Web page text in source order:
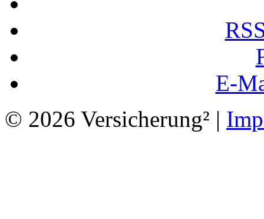
E-
© 2026 Versicherung² |